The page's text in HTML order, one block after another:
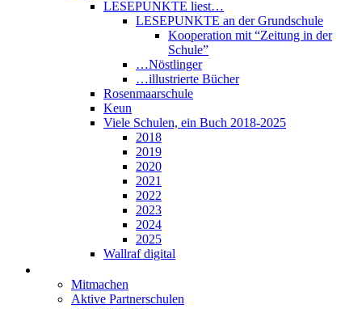
LESEPUNKTE liest…
LESEPUNKTE an der Grundschule
Kooperation mit “Zeitung in der
Schule”
…Nöstlinger
…illustrierte Bücher
Rosenmaarschule
Keun
Viele Schulen, ein Buch 2018-2025
2018
2019
2020
2021
2022
2023
2024
2025
Wallraf digital
Mitmachen
Aktive Partnerschulen